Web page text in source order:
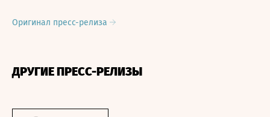
Оригинал пресс-релиза
ДРУГИЕ ПРЕСС-РЕЛИЗЫ